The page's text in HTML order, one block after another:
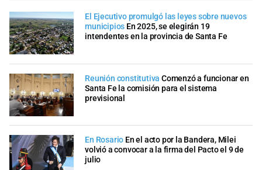
El Ejecutivo promulgó las leyes sobre nuevos
municipios En 2025, se elegirán 19
intendentes en la provincia de Santa Fe
Reunión constitutiva Comenzó a funcionar en
Santa Fe la comisión para el sistema
previsional
En Rosario En el acto por la Bandera, Milei
volvió a convocar a la firma del Pacto el 9 de
julio